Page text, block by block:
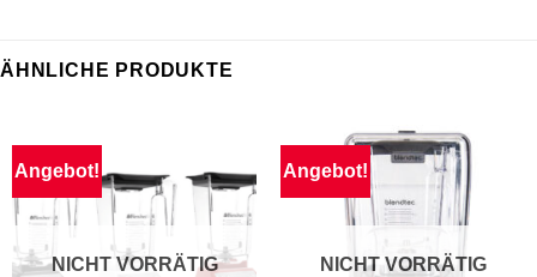
ÄHNLICHE PRODUKTE
Angebot!
NICHT VORRÄTIG
Angebot!
NICHT VORRÄTIG